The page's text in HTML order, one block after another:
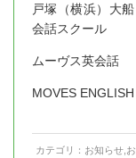
戸塚（横浜）大
会話スクール
ムーヴス英会話
MOVES ENGLISH
カテゴリ： お知らせ